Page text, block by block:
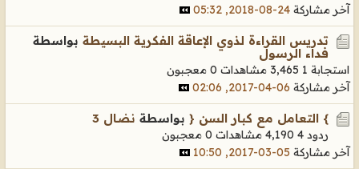
آخر مشاركة 24-08-2018, 05:32
تدريس القراءة لذوي الإعاقة الفكرية البسيطة بواسطة
فداء الرسول
استجابة 1 3,465 مشاهدات
0 معجبون
آخر مشاركة 06-04-2017, 02:06
} التعامل مع كبار السن { بواسطة نضال 3
ردود 4 4,190 مشاهدات
0 معجبون
آخر مشاركة 05-03-2017, 10:50